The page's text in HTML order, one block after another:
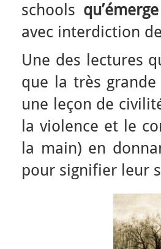
schools
avec interdiction
Une des lectures
que la très
une leçon de
la violence et le
la main) en
pour signifier leur